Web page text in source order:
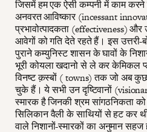
जिसमें हम एक ऐसी कम्पनी में काम
अनवरत आविष्कार (incessant
प्रभावोत्पादकता (effectiveness) और
आवेगों को गति देते रहते हैं। इस उत्तरी-
पुराने कम्युनिस्ट शासन के घावों के
भूरी कोयला खदानो से ले कर केमिकल
विनष्ट क़स्बों ( towns) तक जो अब कुछ
चुके हैं। ये सभी उन दृष्टिवानों
स्मारक है जिनकी श्रम सांगठनिकता
सिलिकान वैली के साथियों से हट कर
वाले निशानों-स्मारकों का अनुमान सहज